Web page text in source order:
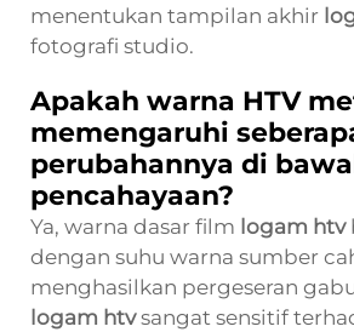
menentukan tampilan akhir
fotografi studio.
Apakah warna HTV
memengaruhi
perubahannya di
pencahayaan?
Ya, warna dasar film logam htv
dengan suhu warna sumber
menghasilkan pergeseran
logam htvsangat sensitif